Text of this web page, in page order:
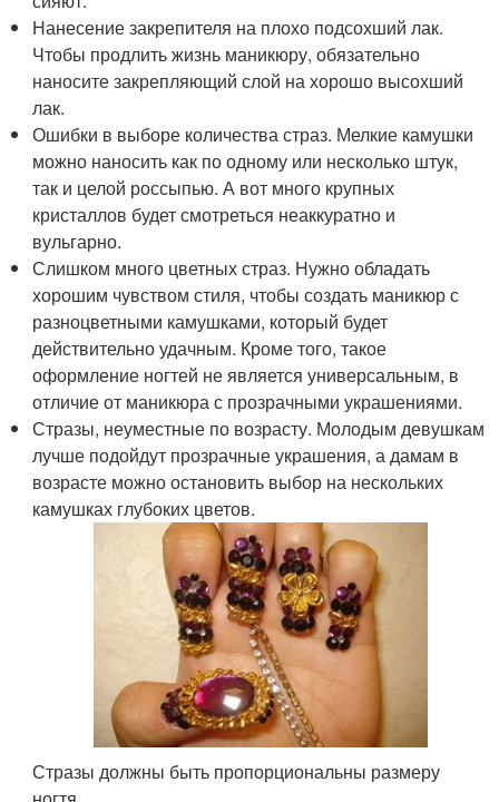
Нанесение закрепителя на плохо подсохший лак.
Чтобы продлить жизнь маникюру, обязательно
наносите закрепляющий слой на хорошо высохший
лак.
Ошибки в выборе количества страз. Мелкие камушки
можно наносить как по одному или несколько штук,
так и целой россыпью. А вот много крупных
кристаллов будет смотреться неаккуратно и
вульгарно.
Слишком много цветных страз. Нужно обладать
хорошим чувством стиля, чтобы создать маникюр с
разноцветными камушками, который будет
действительно удачным. Кроме того, такое
оформление ногтей не является универсальным, в
отличие от маникюра с прозрачными украшениями.
Стразы, неуместные по возрасту. Молодым девушкам
лучше подойдут прозрачные украшения, а дамам в
возрасте можно остановить выбор на нескольких
камушках глубоких цветов.
Стразы должны быть пропорциональны размеру